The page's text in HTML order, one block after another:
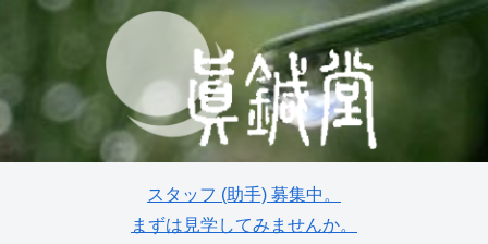
スタッフ (助手) 募集中。
まずは見学してみませんか。